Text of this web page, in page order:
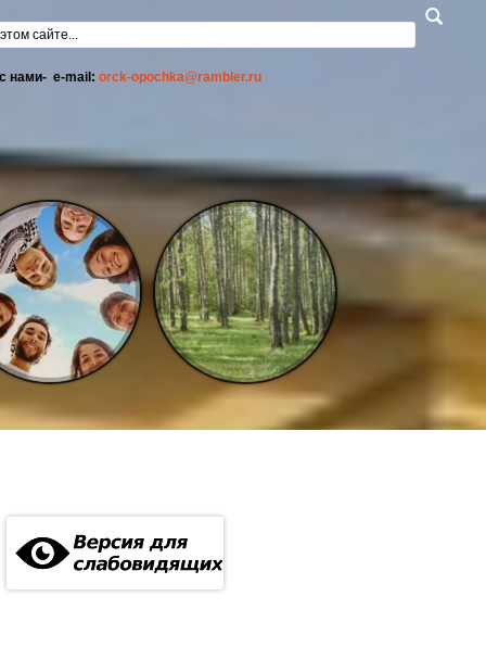
поиска
нами- e-mail: orck-opochka@rambler.ru